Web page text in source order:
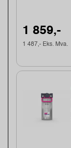
1 859,-
1 487,- Eks. Mva.